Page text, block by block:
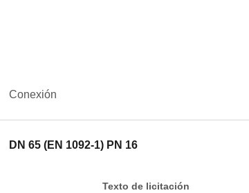
Conexión
DN 65 (EN 1092-1) PN 16
Texto de licitación